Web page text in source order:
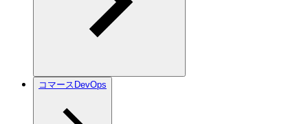
コマースDevOps